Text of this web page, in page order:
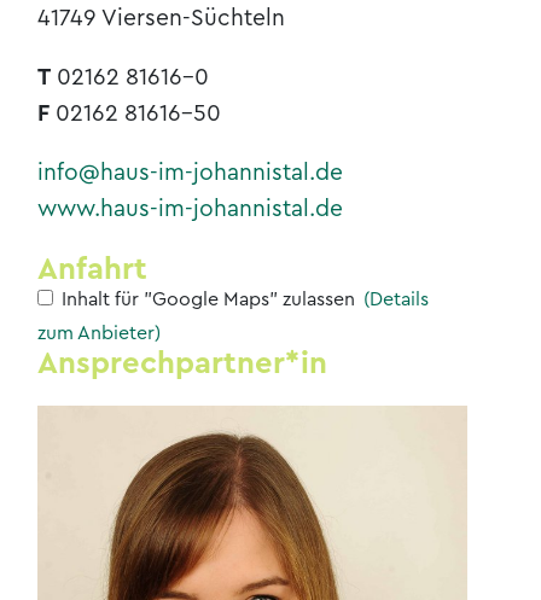
41749 Viersen-Süchteln
T 02162 81616-0
F 02162 81616-50
info@haus-im-johannistal.de
www.haus-im-johannistal.de
Anfahrt
Inhalt für "Google Maps" zulassen (Details
zum Anbieter)
Ansprechpartner*in